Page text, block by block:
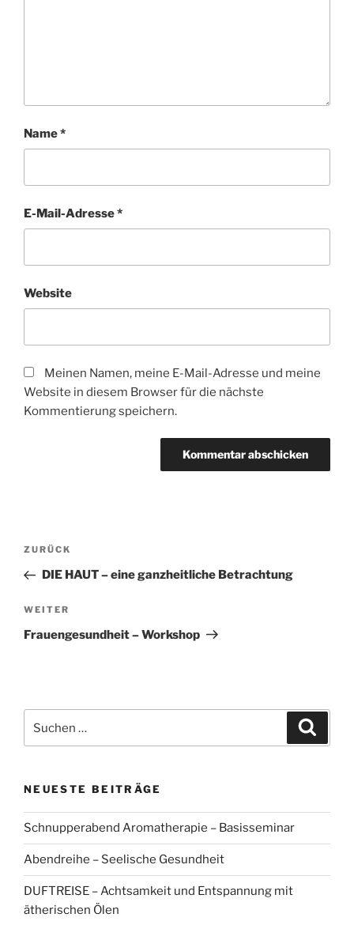
Name*
E-Mail-Adresse*
Website
Meinen Namen, meine E-Mail-Adresse und meine
Website in diesem Browser für die nächste
Kommentierung speichern.
Beitragsnavigation
Vorheriger
Beitrag
ZURÜCK
DIE HAUT – eine ganzheitliche Betrachtung
Nächster
Beitrag
WEITER
Frauengesundheit – Workshop
nach:
NEUESTE BEITRÄGE
Schnupperabend Aromatherapie – Basisseminar
Abendreihe – Seelische Gesundheit
DUFTREISE – Achtsamkeit und Entspannung mit
ätherischen Ölen